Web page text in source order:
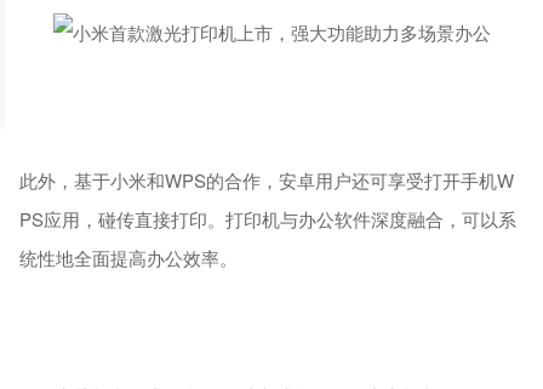
此外，基于小米和WPS的合作，安卓用户还可享受打开手机W
PS应用，碰传直接打印。打印机与办公软件深度融合，可以系
统性地全面提高办公效率。